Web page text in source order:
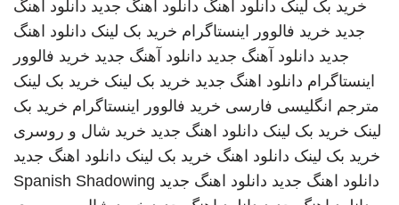
خرید بک لینک دانلود اهنگ دانلود اهنگ جدید دانلود اهنگ
جدید خرید فالوور اینستاگرام خرید بک لینک دانلود اهنگ
جدید دانلود آهنگ جدید دانلود آهنگ جدید خرید فالوور
اینستاگرام دانلود اهنگ جدید خرید بک لینک خرید بک لینک
مترجم انگلیسی فارسی خرید فالوور اینستاگرام خرید بک
لینک خرید بک لینک دانلود اهنگ جدید خرید شال و روسری
خرید بک لینک دانلود اهنگ خرید بک لینک دانلود اهنگ جدید
دانلود اهنگ جدید دانلود اهنگ جدید Spanish Shadowing